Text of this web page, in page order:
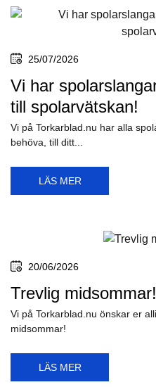
25/07/2026
Vi har
till spolarvätskan!
Vi på Torkarblad.nu har alla
behöva, till ditt...
LÄS MER
20/06/2026
Trevlig midsommar!
Vi på Torkarblad.nu önskar er
midsommar!
LÄS MER